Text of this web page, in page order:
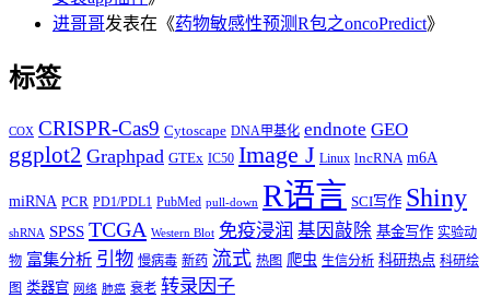
进哥哥发表在《药物敏感性预测R包之oncoPredict》
标签
COX CRISPR-Cas9 Cytoscape DNA甲基化 endnote GEO
ggplot2 Graphpad GTEx IC50 Image J Linux lncRNA m6A
miRNA PCR PD1/PDL1 PubMed pull-down R语言 SCI写作 Shiny
shRNA SPSS TCGA Western Blot 免疫浸润 基因敲除 基金写作 实验动
物 富集分析 引物 慢病毒 新药 流式 热图 爬虫 生信分析 科研热点 科研绘
图 类器官 网络 肺癌 衰老 转录因子